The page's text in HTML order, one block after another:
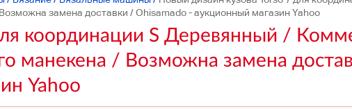
замена доставки / Ohisamado - аукционный магазин Yahoo
координации S Деревянный /
манекена / Возможна замена
Yahoo